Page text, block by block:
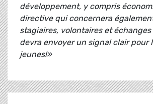
développement, y compris
directive qui concernera
stagiaires, volontaires et échanges
devra envoyer un signal clair pour
jeunes!»